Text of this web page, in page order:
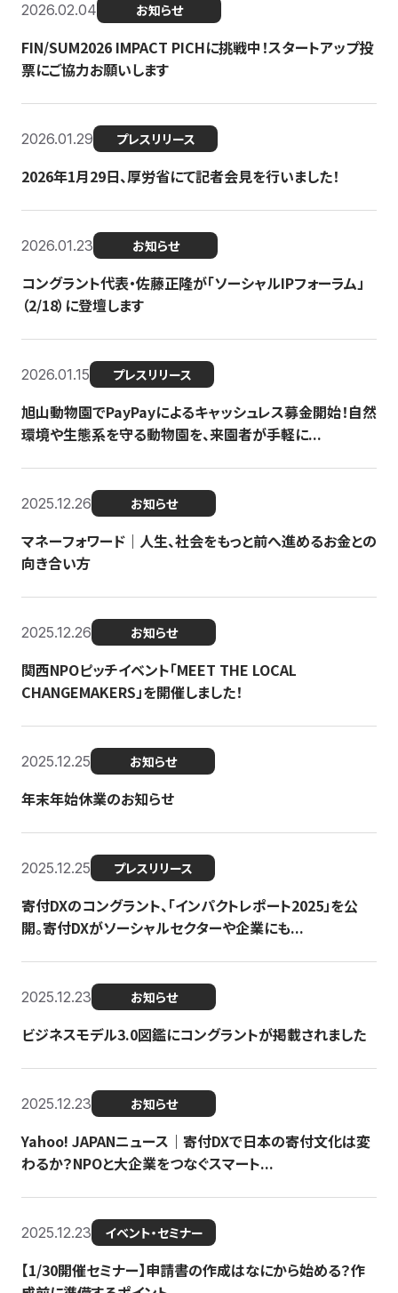
2026.02.04 お知らせ
FIN/SUM2026 IMPACT PICHに挑戦中！スタートアップ投
票にご協力お願いします
2026.01.29 プレスリリース
2026年1月29日、厚労省にて記者会見を行いました！
2026.01.23 お知らせ
コングラント代表・佐藤正隆が「ソーシャルIPフォーラム」
（2/18）に登壇します
2026.01.15 プレスリリース
旭山動物園でPayPayによるキャッシュレス募金開始！自然
環境や生態系を守る動物園を、来園者が手軽に...
2025.12.26 お知らせ
マネーフォワード｜人生、社会をもっと前へ進めるお金との
向き合い方
2025.12.26 お知らせ
関西NPOピッチイベント「MEET THE LOCAL
CHANGEMAKERS」を開催しました！
2025.12.25 お知らせ
年末年始休業のお知らせ
2025.12.25 プレスリリース
寄付DXのコングラント、「インパクトレポート2025」を公
開。寄付DXがソーシャルセクターや企業にも...
2025.12.23 お知らせ
ビジネスモデル3.0図鑑にコングラントが掲載されました
2025.12.23 お知らせ
Yahoo! JAPANニュース｜寄付DXで日本の寄付文化は変
わるか？NPOと大企業をつなぐスマート...
2025.12.23 イベント・セミナー
【1/30開催セミナー】申請書の作成はなにから始める？作